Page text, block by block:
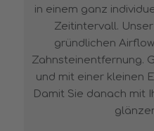
in einem ganz
Zeitintervall.
gründlichen
Zahnsteinentfernung.
und mit einer kleinen
Damit Sie danach mit